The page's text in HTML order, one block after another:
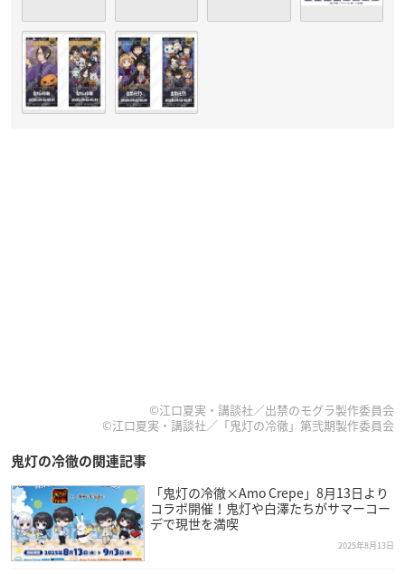
©江口夏実・講談社／出禁のモグラ製作委員会
©江口夏実・講談社／「鬼灯の冷徹」第弐期製作委員会
鬼灯の冷徹の関連記事
「鬼灯の冷徹×Amo Crepe」8月13日より
コラボ開催！鬼灯や白澤たちがサマーコー
デで現世を満喫
2025年8月13日